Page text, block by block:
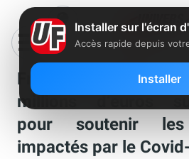
France Télévision
millions d’euros
pour soutenir les
impactés par le
Installer sur l'écran
Accès rapide depuis
Installer